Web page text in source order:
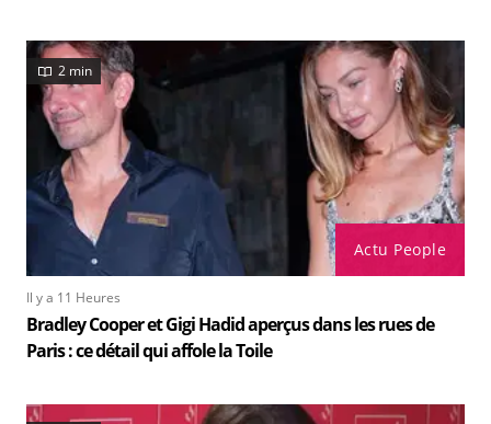
Actu People
2 min
Il y a 11 Heures
Bradley Cooper et Gigi Hadid aperçus dans les rues de
Paris : ce détail qui affole la Toile